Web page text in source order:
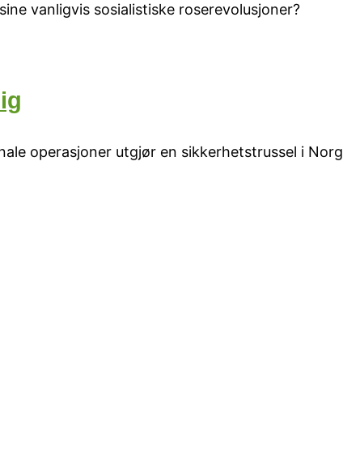
vanligvis sosialistiske roserevolusjoner?
operasjoner utgjør en sikkerhetstrussel i